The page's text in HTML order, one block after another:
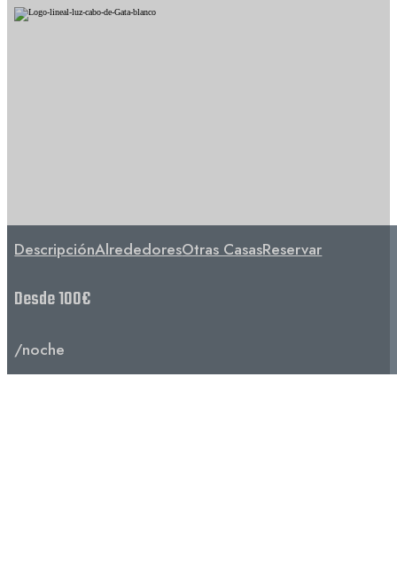
DescripciónAlrededoresOtras CasasReservar
Desde 100€
/noche